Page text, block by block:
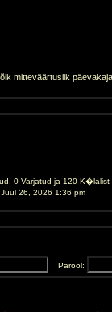
mitteväärtuslik
0 Varjatud ja 120
26, 2026 1:36 pm
Parool: